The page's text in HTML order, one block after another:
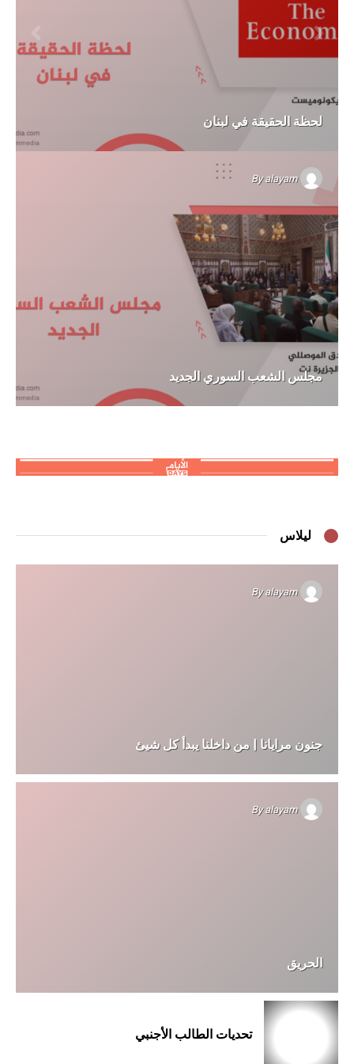
لحظة الحقيقة في لبنان
Byalayam
مجلس الشعب السوري الجديد
ليلاس
Byalayam
جنون مرايانا | من داخلنا يبدأ كل شيئ
Byalayam
الحريق
تحديات الطالب الأجنبي